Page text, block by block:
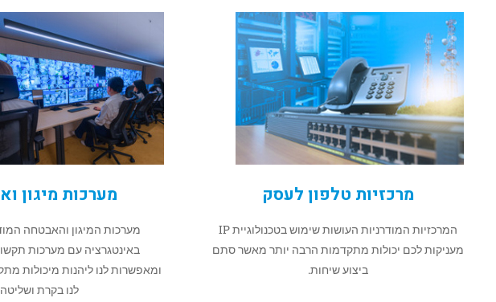
מרכזיות טלפון לעסק
המרכזיות המודרניות העושות שימוש בטכנולוגיית IP
מעניקות לכם יכולות מתקדמות הרבה יותר מאשר סתם
ביצוע שיחות.
מערכות מיגון
מערכות המיגון והאבטחה
באינטגרציה עם מערכות
ומאפשרות לנו ליהנות מיכולות
לנו בקרת